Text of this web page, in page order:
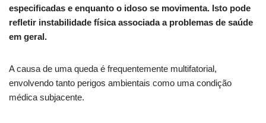
especificadas e enquanto o idoso se movimenta. Isto pode
refletir instabilidade física associada a problemas de saúde
em geral.
A causa de uma queda é frequentemente multifatorial,
envolvendo tanto perigos ambientais como uma condição
médica subjacente.